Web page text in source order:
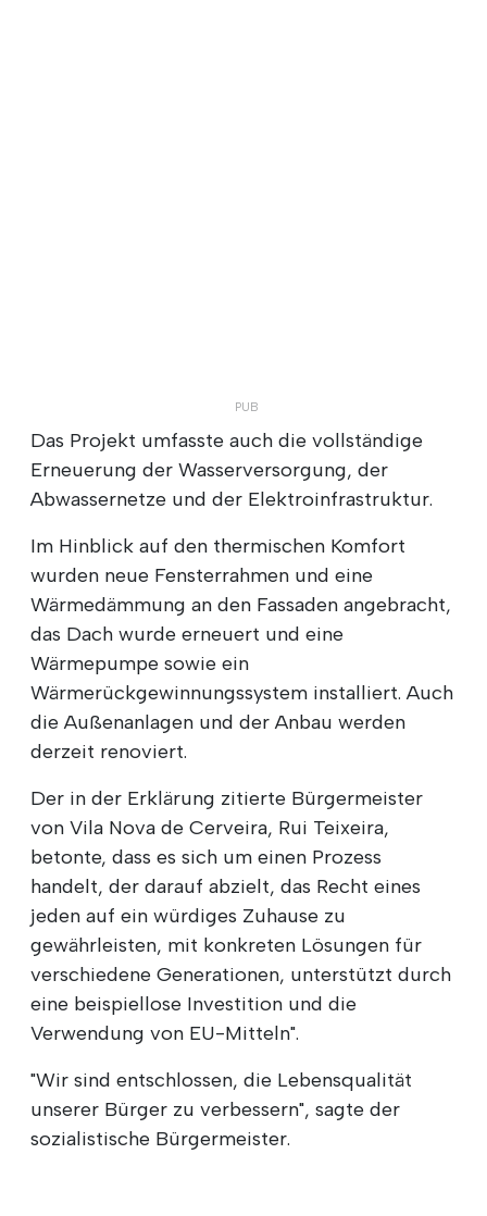
Das Projekt umfasste auch die vollständige
Erneuerung der Wasserversorgung, der
Abwassernetze und der Elektroinfrastruktur.
Im Hinblick auf den thermischen Komfort
wurden neue Fensterrahmen und eine
Wärmedämmung an den Fassaden angebracht,
das Dach wurde erneuert und eine
Wärmepumpe sowie ein
Wärmerückgewinnungssystem installiert. Auch
die Außenanlagen und der Anbau werden
derzeit renoviert.
Der in der Erklärung zitierte Bürgermeister
von Vila Nova de Cerveira, Rui Teixeira,
betonte, dass es sich um einen Prozess
handelt, der darauf abzielt, das Recht eines
jeden auf ein würdiges Zuhause zu
gewährleisten, mit konkreten Lösungen für
verschiedene Generationen, unterstützt durch
eine beispiellose Investition und die
Verwendung von EU-Mitteln".
"Wir sind entschlossen, die Lebensqualität
unserer Bürger zu verbessern", sagte der
sozialistische Bürgermeister.